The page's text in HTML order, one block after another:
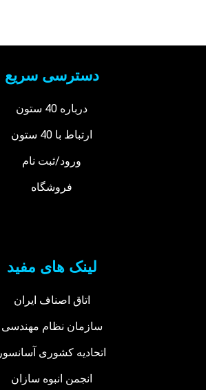
دسترسی سریع
درباره 40 ستون
ارتباط با 40 ستون
ورود/ثبت نام
فروشگاه
لینک های مفید
اتاق اصناف ایران
سازمان نظام مهندسی
اتحادیه کشوری آسانسور
انجمن انبوه سازان